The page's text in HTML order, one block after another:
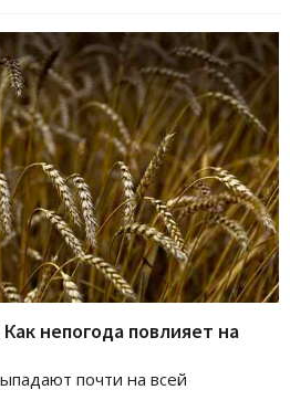
непогода повлияет на
почти на всей